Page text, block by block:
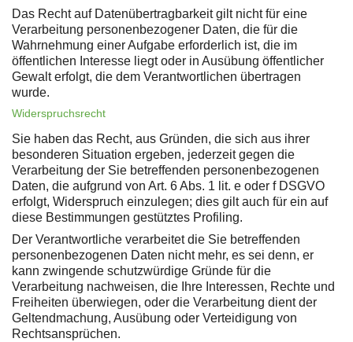
Das Recht auf Datenübertragbarkeit gilt nicht für eine
Verarbeitung personenbezogener Daten, die für die
Wahrnehmung einer Aufgabe erforderlich ist, die im
öffentlichen Interesse liegt oder in Ausübung öffentlicher
Gewalt erfolgt, die dem Verantwortlichen übertragen
wurde.
Widerspruchsrecht
Sie haben das Recht, aus Gründen, die sich aus ihrer
besonderen Situation ergeben, jederzeit gegen die
Verarbeitung der Sie betreffenden personenbezogenen
Daten, die aufgrund von Art. 6 Abs. 1 lit. e oder f DSGVO
erfolgt, Widerspruch einzulegen; dies gilt auch für ein auf
diese Bestimmungen gestütztes Profiling.
Der Verantwortliche verarbeitet die Sie betreffenden
personenbezogenen Daten nicht mehr, es sei denn, er
kann zwingende schutzwürdige Gründe für die
Verarbeitung nachweisen, die Ihre Interessen, Rechte und
Freiheiten überwiegen, oder die Verarbeitung dient der
Geltendmachung, Ausübung oder Verteidigung von
Rechtsansprüchen.